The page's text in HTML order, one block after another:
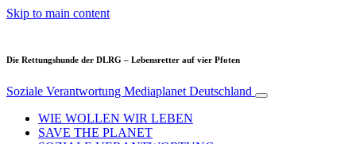
Skip to main content
Die Rettungshunde der DLRG – Lebensretter auf vier Pfoten
Soziale Verantwortung Mediaplanet Deutschland
WIE WOLLEN WIR LEBEN
SAVE THE PLANET